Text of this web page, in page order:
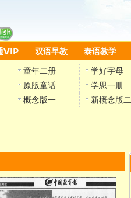
VIP 双语早教 泰语教学
童年二册 学好字母
原版童话 学思一册
概念版一 新概念版二